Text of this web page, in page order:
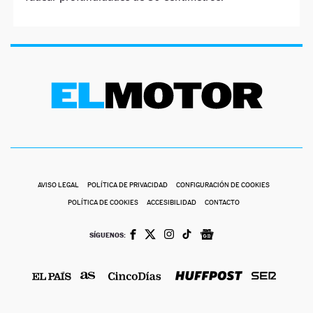
AVISO LEGAL POLÍTICA DE PRIVACIDAD CONFIGURACIÓN DE COOKIES
POLÍTICA DE COOKIES ACCESIBILIDAD CONTACTO
SÍGUENOS: